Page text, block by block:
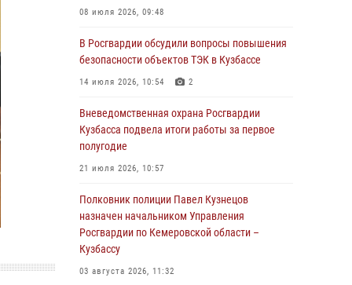
Кузбассовцы высоко оценили качество
подразделениями ЛРР Росгвардии
04 августа 2026, 09:42
юных путешественников из Новокузнецка
04 августа 2026, 08:42
Росгвардейцы задержали нарушителя
кемеровской гостинице
04 августа 2026, 07:41
Кемеровские росгвардейцы пресекли
попытку хищения товара путем подмены
08 июля 2026, 09:48
В Росгвардии обсудили вопросы повышения
безопасности объектов ТЭК в Кузбассе
14 июля 2026, 10:54 2
Вневедомственная охрана Росгвардии
Кузбасса подвела итоги работы за первое
полугодие
21 июля 2026, 10:57
Полковник полиции Павел Кузнецов
назначен начальником Управления
Росгвардии по Кемеровской области –
Кузбассу
03 августа 2026, 11:32